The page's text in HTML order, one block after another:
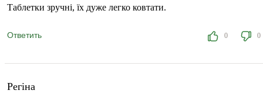
Таблетки зручні, їх дуже легко ковтати.
Ответить 0 0
Регіна